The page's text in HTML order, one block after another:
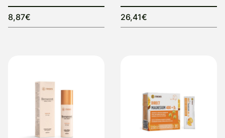
8,87€ 26,41€